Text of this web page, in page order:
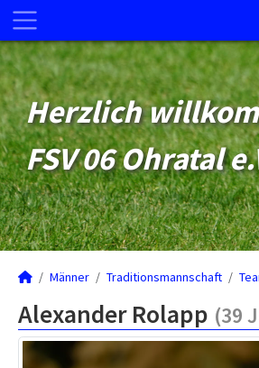
Herzlich
FSV 06 Ohratal
Männer Traditionsmannschaft
Alexander Rolapp (39